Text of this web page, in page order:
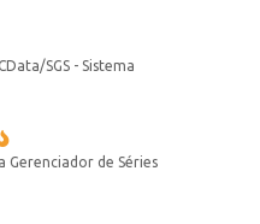
SGS - Sistema
Gerenciador de Séries